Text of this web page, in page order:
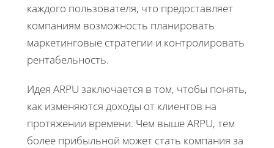
каждого пользователя, что предоставляет
компаниям возможность планировать
маркетинговые стратегии и контролировать
рентабельность.
Идея ARPU заключается в том, чтобы понять,
как изменяются доходы от клиентов на
протяжении времени. Чем выше ARPU, тем
более прибыльной может стать компания за